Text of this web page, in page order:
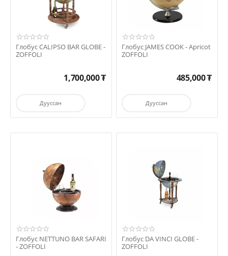
Глобус CALIPSO BAR GLOBE -
ZOFFOLI
1,700,000₮
Дууссан
Глобус JAMES COOK - Apricot
ZOFFOLI
485,000₮
Дууссан
Глобус NETTUNO BAR SAFARI
- ZOFFOLI
Глобус DA VINCI GLOBE -
ZOFFOLI